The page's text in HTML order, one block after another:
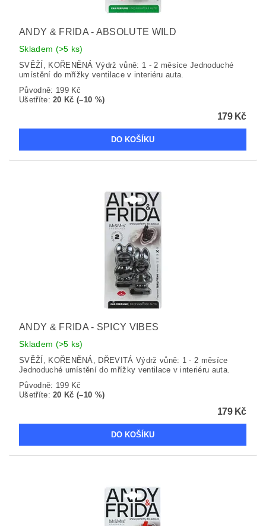
ANDY & FRIDA - ABSOLUTE WILD
Skladem (>5 ks)
SVĚŽÍ, KOŘENĚNÁ Výdrž vůně: 1 - 2 měsíce Jednoduché
umístění do mřížky ventilace v interiéru auta.
Původně: 199 Kč
Ušetříte:20 Kč (–10 %)
179 Kč
ANDY & FRIDA - SPICY VIBES
Skladem (>5 ks)
SVĚŽÍ, KOŘENĚNÁ, DŘEVITÁ Výdrž vůně: 1 - 2 měsíce
Jednoduché umístění do mřížky ventilace v interiéru auta.
Původně: 199 Kč
Ušetříte:20 Kč (–10 %)
179 Kč